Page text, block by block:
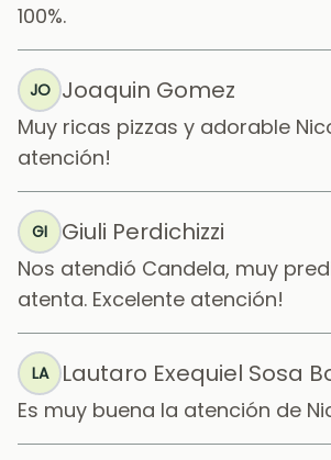
100%.
JO Joaquin Gomez
Muy ricas pizzas y adorable
atención!
GI Giuli Perdichizzi
Nos atendió Candela, muy
atenta. Excelente atención!
LA Lautaro Exequiel Sosa
Es muy buena la atención de